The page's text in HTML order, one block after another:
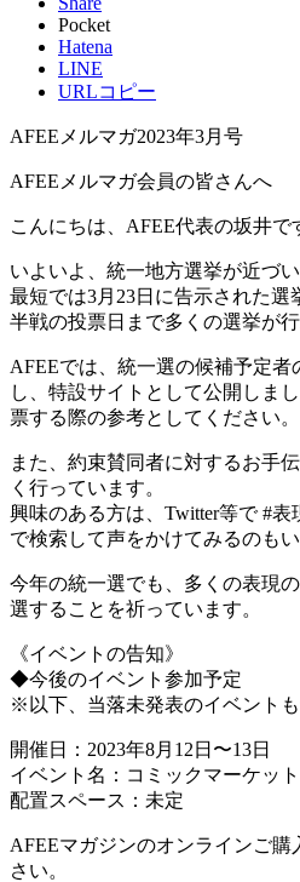
Pocket
Hatena
LINE
URLコピー
AFEEメルマガ2023年3月号
AFEEメルマガ会員の皆さんへ
こんにちは、AFEE代表の坂井で
いよいよ、統一地方選挙が近づい
最短では3月23日に告示された選
半戦の投票日まで多くの選挙が
AFEEでは、統一選の候補予定
し、特設サイトとして公開しま
票する際の参考としてください。
また、約束賛同者に対するお手
く行っています。
興味のある方は、Twitter等で #
で検索して声をかけてみるのも
今年の統一選でも、多くの表現
選することを祈っています。
《イベントの告知》
◆今後のイベント参加予定
※以下、当落未発表のイベントも
開催日：2023年8月12日〜13日
イベント名：コミックマーケット
配置スペース：未定
AFEEマガジンのオンラインご
さい。